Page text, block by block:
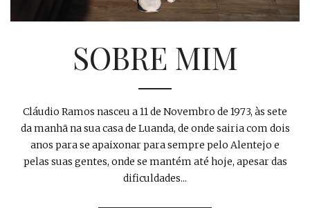
SOBRE MIM
Cláudio Ramos nasceu a 11 de Novembro de 1973, às sete
da manhã na sua casa de Luanda, de onde sairia com dois
anos para se apaixonar para sempre pelo Alentejo e
pelas suas gentes, onde se mantém até hoje, apesar das
dificuldades...